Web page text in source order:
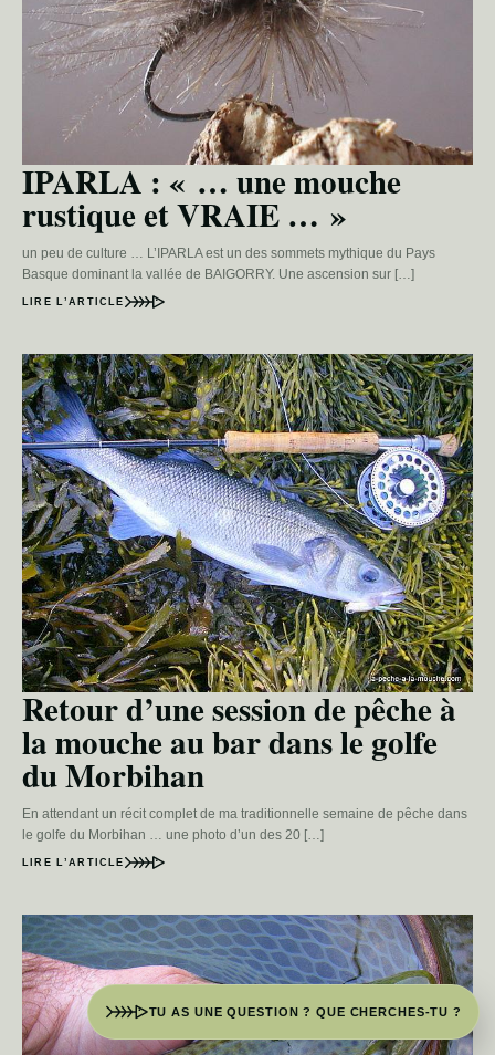
IPARLA : « … une mouche
rustique et VRAIE … »
un peu de culture … L’IPARLA est un des sommets mythique du Pays
Basque dominant la vallée de BAIGORRY. Une ascension sur […]
LIRE L’ARTICLE
Retour d’une session de pêche à
la mouche au bar dans le golfe
du Morbihan
En attendant un récit complet de ma traditionnelle semaine de pêche dans
le golfe du Morbihan … une photo d’un des 20 […]
LIRE L’ARTICLE
TU AS UNE QUESTION ? QUE CHERCHES-TU ?